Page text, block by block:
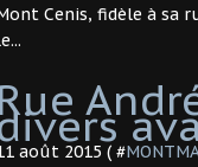
Cenis, fidèle à sa
Rue
août 2015 ( #